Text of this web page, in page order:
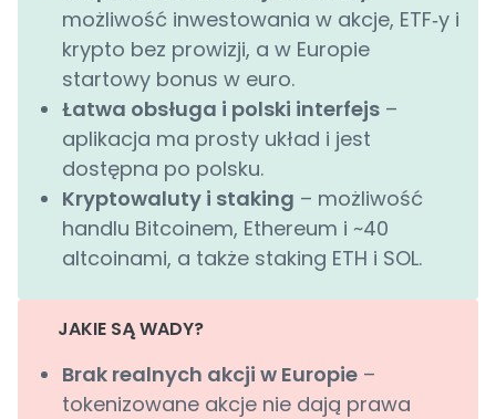
możliwość inwestowania w akcje, ETF‑y i
krypto bez prowizji, a w Europie
startowy bonus w euro.
Łatwa obsługa i polski interfejs –
aplikacja ma prosty układ i jest
dostępna po polsku.
Kryptowaluty i staking – możliwość
handlu Bitcoinem, Ethereum i ~40
altcoinami, a także staking ETH i SOL.
JAKIE SĄ WADY?
Brak realnych akcji w Europie –
tokenizowane akcje nie dają prawa